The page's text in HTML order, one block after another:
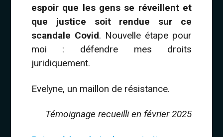
espoir que les gens se réveillent et
que justice soit rendue sur ce
scandale Covid. Nouvelle étape pour
moi : défendre mes droits
juridiquement.
Evelyne, un maillon de résistance.
Témoignage recueilli en février 2025